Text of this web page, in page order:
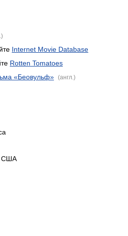
Internet Movie Database
Rotten Tomatoes
«Беовульф» (англ.)
США